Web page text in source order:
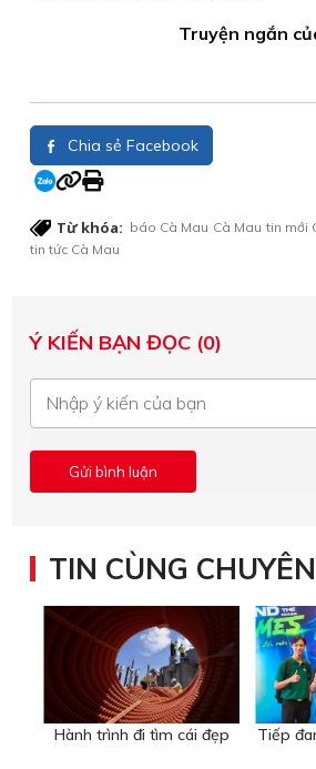
Truyện ngắn
Chia sẻ Facebook
Từ khóa: báo Cà Mau Cà Mau tin mới
tin tức Cà Mau
Ý KIẾN BẠN ĐỌC (0)
TIN CÙNG
Hành trình đi tìm cái đẹp
Tiếp